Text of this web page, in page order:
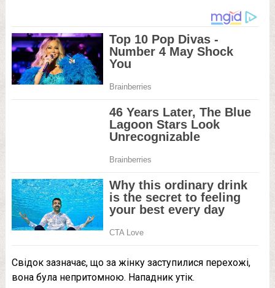
Свідок зазначає, що за жінку заступилися перехожі,
вона була непритомною. Нападник утік.